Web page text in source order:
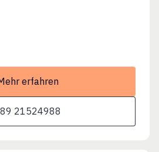
erfahren
21524988